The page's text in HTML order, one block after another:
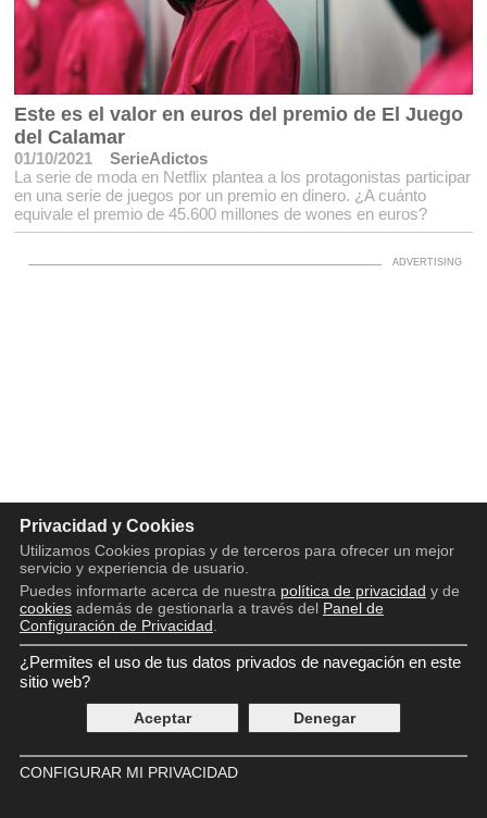
Este es el valor en euros del premio de El Juego
del Calamar
01/10/2021
SerieAdictos
La serie de moda en Netflix plantea a los protagonistas participar
en una serie de juegos por un premio en dinero. ¿A cuánto
equivale el premio de 45.600 millones de wones en euros?
Copyright © 2016 - 2026
Aviso legal
Política de cookies
Panel de Control de Privacidad
Contácto
Privacidad y Cookies
Utilizamos Cookies propias y de terceros para ofrecer un mejor
servicio y experiencia de usuario.
Puedes informarte acerca de nuestra política de privacidad y de
cookiesademás de gestionarla a través del Panel de
Configuración de Privacidad
¿Permites el uso de tus datos privados de navegación en este
sitio web?
Aceptar Denegar
CONFIGURAR MI PRIVACIDAD